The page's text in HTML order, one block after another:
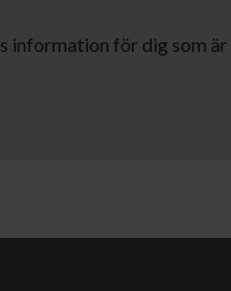
information för dig som är